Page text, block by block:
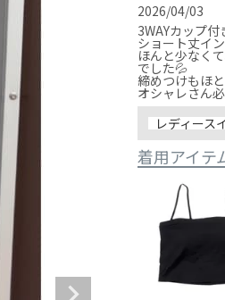
2026/04/03
3WAYカップ
ショート丈イ
ほんと少なく
でした💦
締めつけもほ
オシャレさん
レディース
着用アイテ